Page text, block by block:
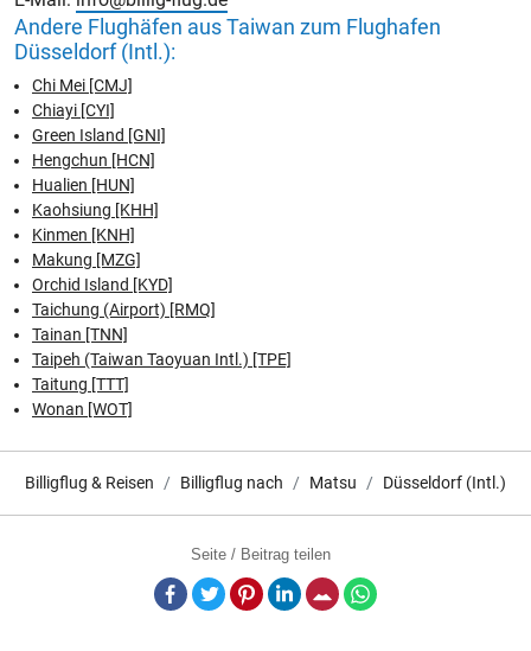
Andere Flughäfen aus Taiwan zum Flughafen
Düsseldorf (Intl.):
Chi Mei [CMJ]
Chiayi [CYI]
Green Island [GNI]
Hengchun [HCN]
Hualien [HUN]
Kaohsiung [KHH]
Kinmen [KNH]
Makung [MZG]
Orchid Island [KYD]
Taichung (Airport) [RMQ]
Tainan [TNN]
Taipeh (Taiwan Taoyuan Intl.) [TPE]
Taitung [TTT]
Wonan [WOT]
Billigflug & Reisen Billigflug nach Matsu Düsseldorf (Intl.)
Seite / Beitrag teilen
Facebook
TwitterPinterestLinkedInE-Mail